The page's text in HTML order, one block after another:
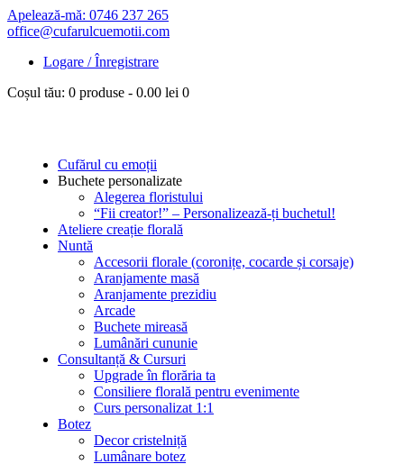
Apelează-mă: 0746 237 265
office@cufarulcuemotii.com
Logare / Înregistrare
Coșul tău: 0 produse - 0.00 lei 0
Cufărul cu emoții
Buchete personalizate
Alegerea floristului
“Fii creator!” – Personalizează-ți buchetul!
Ateliere creație florală
Nuntă
Accesorii florale (coronițe, cocarde și corsaje)
Aranjamente masă
Aranjamente prezidiu
Arcade
Buchete mireasă
Lumânări cununie
Consultanță & Cursuri
Upgrade în florăria ta
Consiliere florală pentru evenimente
Curs personalizat 1:1
Botez
Decor cristelniță
Lumânare botez